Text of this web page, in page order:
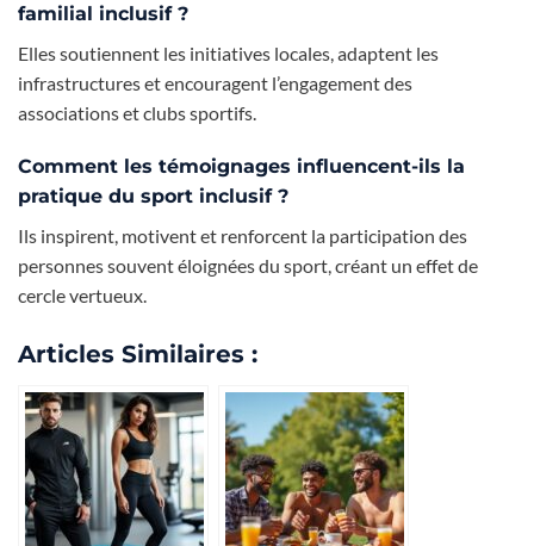
familial inclusif ?
Elles soutiennent les initiatives locales, adaptent les
infrastructures et encouragent l’engagement des
associations et clubs sportifs.
Comment les témoignages influencent-ils la
pratique du sport inclusif ?
Ils inspirent, motivent et renforcent la participation des
personnes souvent éloignées du sport, créant un effet de
cercle vertueux.
Articles Similaires :